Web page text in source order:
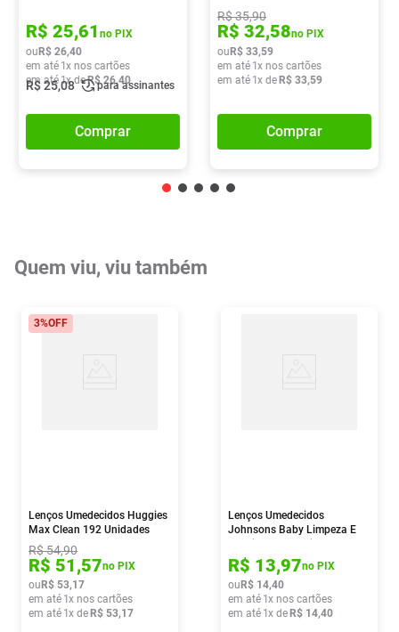
R$ 25,61 no PIX
ou R$ 26,40
em até 1x nos cartões
em até1x deR$ 26,40
R$25,08 para assinantes
Comprar
R$35,90
R$ 32,58no PIX
ou R$ 33,59
em até 1x nos cartões
em até 1x de R$ 33,59
Comprar
Quem viu, viu também
3%OFF
Lenços Umedecidos Huggies
Max Clean 192 Unidades
R$54,90
R$ 51,57no PIX
ou R$ 53,17
em até 1x nos cartões
em até 1x de R$ 53,17
Lenços Umedecidos
Johnsons Baby Limpeza E
R$ 13,97no PIX
ou R$ 14,40
em até 1x nos cartões
em até 1x de R$ 14,40